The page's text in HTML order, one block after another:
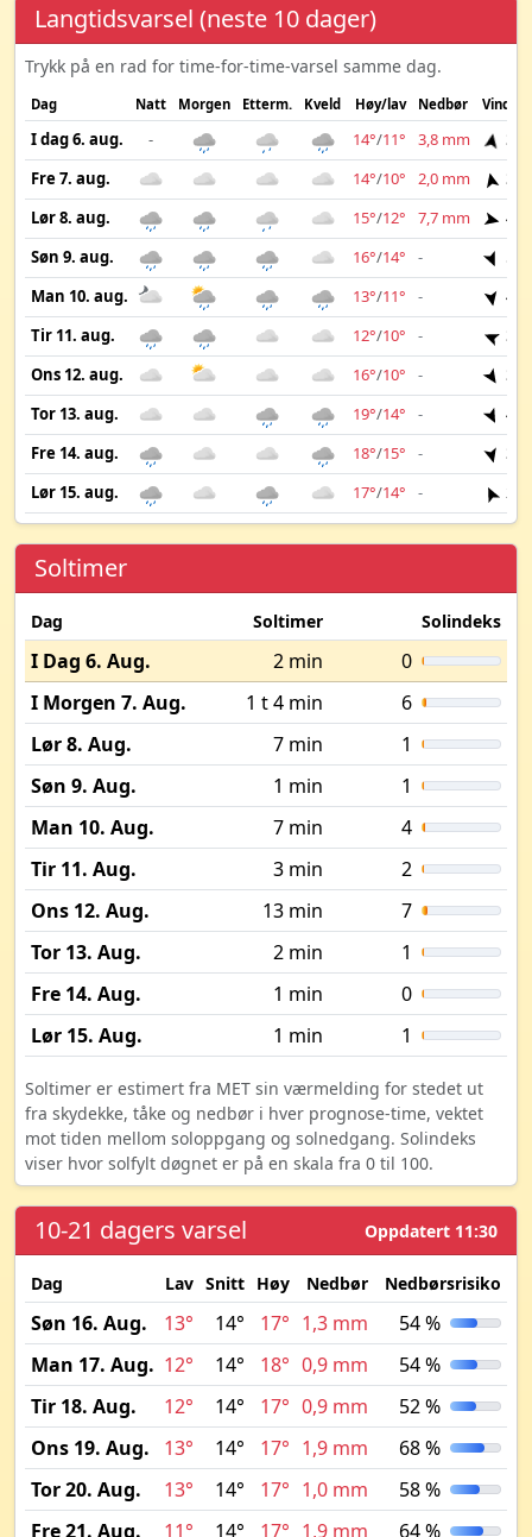
Langtidsvarsel (neste 10 dager)
Trykk på en rad for time-for-time-varsel samme dag.
Dag Natt Morgen Etterm. Kveld Høy/lav Nedbør Vind
I dag 6. aug. - 14°/11° 3,8 mm
3
Fre 7. aug.
14°/10° 2,0 mm
3
Lør 8. aug.
15°/12° 7,7 mm
4
Søn 9. aug.
16°/14° -
5
Man 10. aug.
13°/11° -
4
Tir 11. aug.
12°/10° -
3
Ons 12. aug.
16°/10° -
3
Tor 13. aug.
19°/14° -
4
Fre 14. aug.
18°/15° -
3
Lør 15. aug.
17°/14° - 2
Soltimer
Dag Soltimer Solindeks
I Dag 6. Aug. 2 min
0
I Morgen 7. Aug.
1 t 4 min
6
Lør 8. Aug.
7 min
1
Søn 9. Aug.
1 min
1
Man 10. Aug.
7 min
4
Tir 11. Aug.
3 min
2
Ons 12. Aug.
13 min
7
Tor 13. Aug.
2 min
1
Fre 14. Aug.
1 min
0
Lør 15. Aug.
1 min 1
Soltimer er estimert fra MET sin værmelding for stedet ut
fra skydekke, tåke og nedbør i hver prognose-time, vektet
mot tiden mellom soloppgang og solnedgang. Solindeks
viser hvor solfylt døgnet er på en skala fra 0 til 100.
10-21 dagers varsel Oppdatert 11:30
Dag Lav Snitt Høy Nedbør Nedbørsrisiko
Søn 16. Aug. 13° 14° 17° 1,3 mm
54 %
Man 17. Aug. 12° 14° 18° 0,9 mm
54 %
Tir 18. Aug.
12° 14° 17° 0,9 mm
52 %
Ons 19. Aug.
13° 14° 17° 1,9 mm
68 %
Tor 20. Aug.
13° 14° 17° 1,0 mm
58 %
Fre 21. Aug.
11° 14° 17° 1,9 mm 64 %